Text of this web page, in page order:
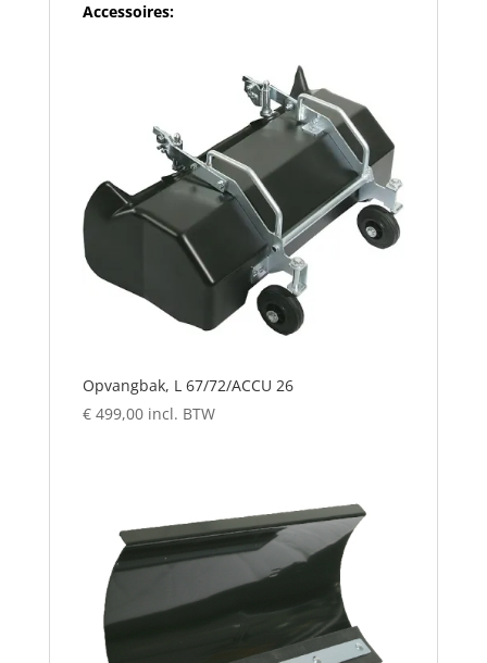
Accessoires:
Opvangbak, L 67/72/ACCU 26
€499,00 incl. BTW